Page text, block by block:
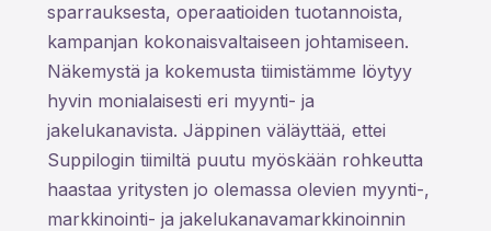
sparrauksesta, operaatioiden tuotannoista,
kampanjan kokonaisvaltaiseen johtamiseen.
Näkemystä ja kokemusta tiimistämme löytyy
hyvin monialaisesti eri myynti- ja
jakelukanavista. Jäppinen väläyttää, ettei
Suppilogin tiimiltä puutu myöskään rohkeutta
haastaa yritysten jo olemassa olevien myynti-,
markkinointi- ja jakelukanavamarkkinoinnin